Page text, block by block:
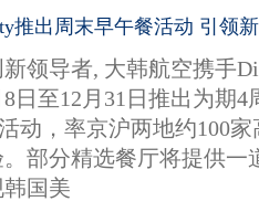
推出周末早午餐活动 引领
领导者, 大韩航空携手
日至12月31日推出为期4
动，率京沪两地约100
部分精选餐厅将提供一
国美